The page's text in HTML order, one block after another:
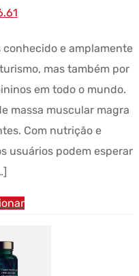
Preço
$56.61.
conhecido e amplamente
mas também por
em todo o mundo.
massa muscular magra
Com nutrição e
usuários podem esperar